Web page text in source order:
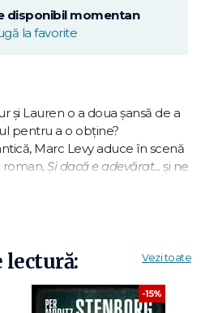
disponibil momentan
la favorite
şi Lauren o a doua şansă de a
pentru a o obţine?
Marc Levy aduce în scenă
roman,Şi dacă e adevărat... şi ne
întoarce la San Francisco,
Paul, şi o mulţime de amintiri.
complet de pe urma
să obţină titularizarea în
lectură: Vezi toate
-15%